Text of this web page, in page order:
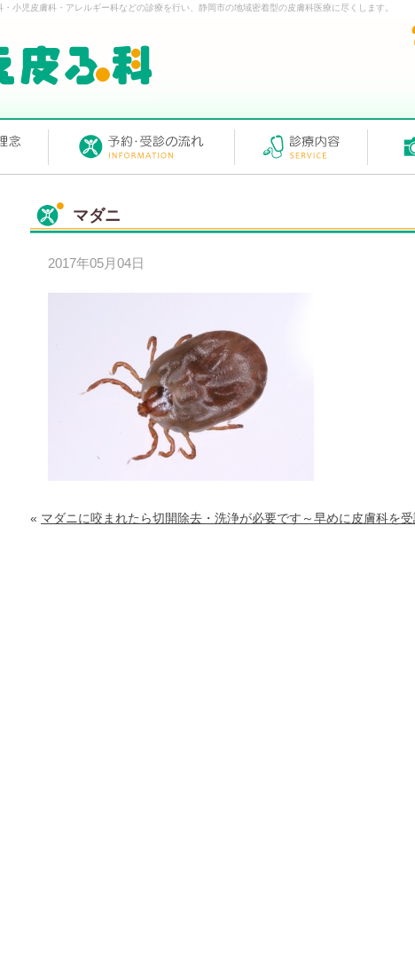
小児皮膚科・アレルギー科などの診療を行い、静岡市の地域密着型の皮膚科医療に尽くします。
マダニ
2017年05月04日
« マダニに咬まれたら切開除去・洗浄が必要です～早めに皮膚科を